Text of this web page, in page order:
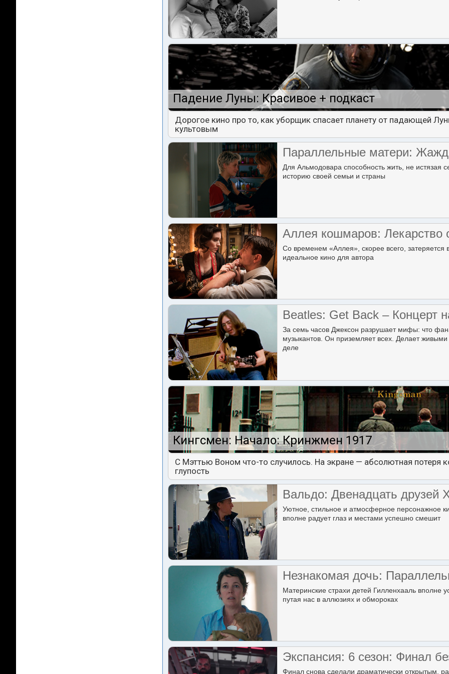
Падение Луны: Красивое + подкаст
Дорогое кино про то, как уборщик спасает планету от падающей
культовым
Параллельные матери:
Для Альмодовара способность жить, не истязая
историю своей семьи и страны
Аллея кошмаров: Лекарство
Со временем «Аллея», скорее всего,
идеальное кино для автора
Beatles: Get Back –
За семь часов Джексон разрушает мифы: что
музыкантов. Он приземляет всех. Делает
деле
Кингсмен: Начало: Кринжмен 1917
С Мэттью Воном что-то случилось. На экране — абсолютная
глупость
Вальдо: Двенадцать друзей
Уютное, стильное и атмосферное персонажное
вполне радует глаз и местами успешно смешит
Незнакомая дочь:
Материнские страхи детей Гилленхааль вполне
путая нас в аллюзиях и обмороках
Экспансия: 6 сезон: Финал
Финал снова сделали драматически открытым,